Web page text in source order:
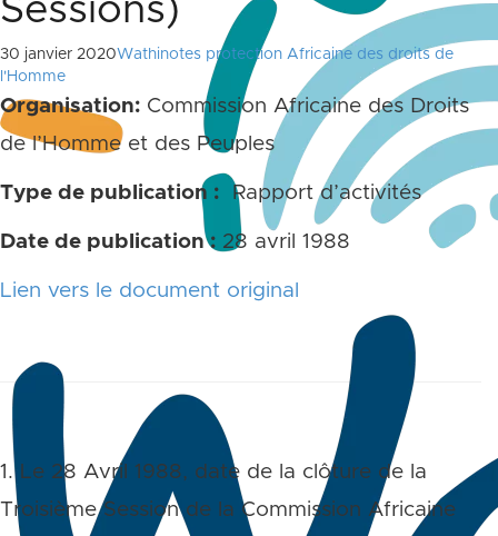
Sessions)
30 janvier 2020Wathinotes protection Africaine des droits de
l'Homme
Organisation: Commission Africaine des Droits
de l’Homme et des Peuples
Type de publication : Rapport d’activités
Date de publication : 28 avril 1988
Lien vers le document original
1. Le 28 Avril 1988, date de la clôture de la
Troisième Session de la Commission Africaine